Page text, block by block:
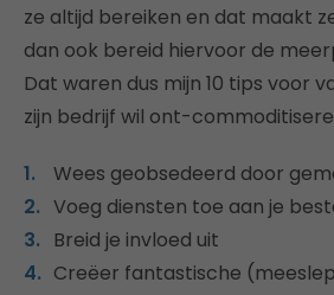
ze altijd bereiken en dat maakt
dan ook bereid hiervoor de
Dat waren dus mijn 10 tips voor
zijn bedrijf wil ont-
Wees geobsedeerd door
Voeg diensten toe aan je
Breid je invloed uit
Creëer fantastische